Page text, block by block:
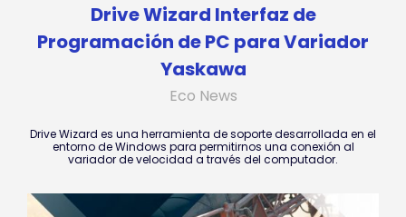
Drive Wizard Interfaz de
Programación de PC para Variador
Yaskawa
Eco News
Drive Wizard es una herramienta de soporte desarrollada en el
entorno de Windows para permitirnos una conexión al
variador de velocidad a través del computador.